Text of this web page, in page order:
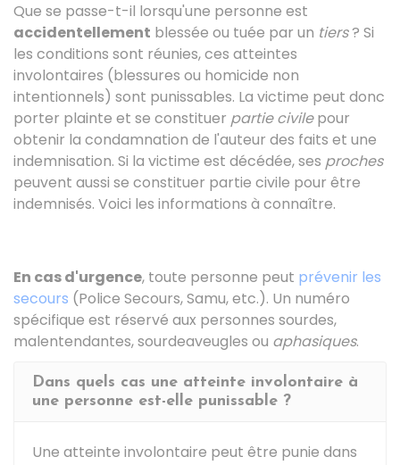
Que se passe-t-il lorsqu'une personne est
accidentellement blessée ou tuée par un tiers? Si
les conditions sont réunies, ces atteintes
involontaires (blessures ou homicide non
intentionnels) sont punissables. La victime peut donc
porter plainte et se constituer partie civilepour
obtenir la condamnation de l'auteur des faits et une
indemnisation. Si la victime est décédée, ses proches
peuvent aussi se constituer partie civile pour être
indemnisés. Voici les informations à connaître.
En cas d'urgence, toute personne peut prévenir les
secours (Police Secours, Samu, etc.). Un numéro
spécifique est réservé aux personnes sourdes,
malentendantes, sourdeaveugles ou aphasiques.
Dans quels cas une atteinte involontaire à
une personne est-elle punissable ?
Une atteinte involontaire peut être punie dans